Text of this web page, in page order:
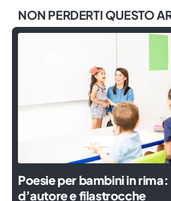
NON PERDERTI QUESTO
Poesie per bambini in
d’autore e filastrocche